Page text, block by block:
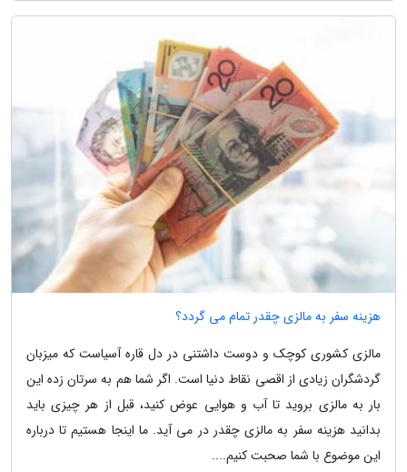
هزینه سفر به مالزی چقدر تمام می گردد؟
مالزی کشوری کوچک و دوست داشتنی در دل قاره آسیاست که میزبان
گردشگران زیادی از اقصی نقاط دنیا است. اگر شما هم به سرتان زده این
بار به مالزی بروید تا آب و هوایی عوض کنید، قبل از هر چیزی باید
بدانید هزینه سفر به مالزی چقدر در می آید. ما اینجا هستیم تا درباره
این موضوع با شما صحبت کنیم....